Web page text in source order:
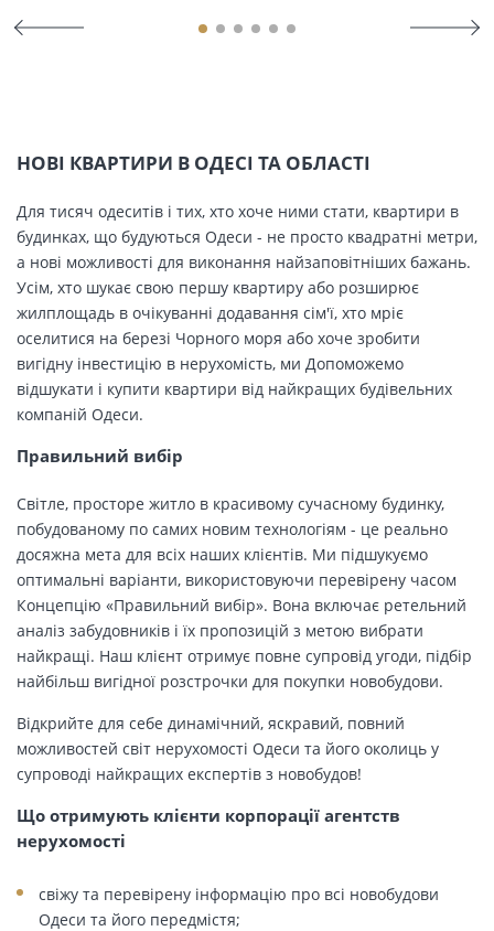
НОВІ КВАРТИРИ В ОДЕСІ ТА ОБЛАСТІ
Для тисяч одеситів і тих, хто хоче ними стати, квартири в
будинках, що будуються Одеси - не просто квадратні метри,
а нові можливості для виконання найзаповітніших бажань.
Усім, хто шукає свою першу квартиру або розширює
жилплощадь в очікуванні додавання сім'ї, хто мріє
оселитися на березі Чорного моря або хоче зробити
вигідну інвестицію в нерухомість, ми Допоможемо
відшукати і купити квартири від найкращих будівельних
компаній Одеси.
Правильний вибір
Світле, просторе житло в красивому сучасному будинку,
побудованому по самих новим технологіям - це реально
досяжна мета для всіх наших клієнтів. Ми підшукуємо
оптимальні варіанти, використовуючи перевірену часом
Концепцію «Правильний вибір». Вона включає ретельний
аналіз забудовників і їх пропозицій з метою вибрати
найкращі. Наш клієнт отримує повне супровід угоди, підбір
найбільш вигідної розстрочки для покупки новобудови.
Відкрийте для себе динамічний, яскравий, повний
можливостей світ нерухомості Одеси та його околиць у
супроводі найкращих експертів з новобудов!
Що отримують клієнти корпорації агентств
нерухомості
свіжу та перевірену інформацію про всі новобудови
Одеси та його передмістя;